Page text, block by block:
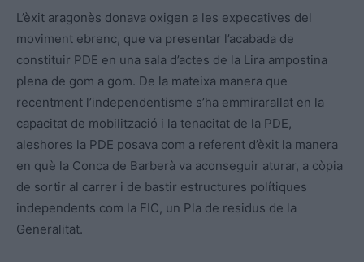
L’èxit aragonès donava oxigen a les expecatives del
moviment ebrenc, que va presentar l’acabada de
constituir PDE en una sala d’actes de la Lira ampostina
plena de gom a gom. De la mateixa manera que
recentment l’independentisme s’ha emmirarallat en la
capacitat de mobilització i la tenacitat de la PDE,
aleshores la PDE posava com a referent d’èxit la manera
en què la Conca de Barberà va aconseguir aturar, a còpia
de sortir al carrer i de bastir estructures polítiques
independents com la FIC, un Pla de residus de la
Generalitat.